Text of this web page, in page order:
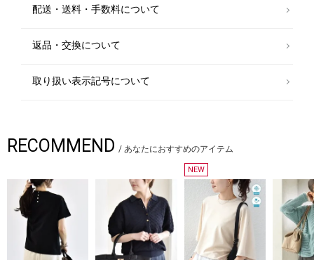
配送・送料・手数料について
返品・交換について
取り扱い表示記号について
RECOMMEND / あなたにおすすめのアイテム
NEW